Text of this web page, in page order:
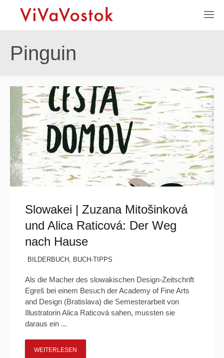
Pinguin
Slowakei | Zuzana Mitošinková
und Alica Raticová: Der Weg
nach Hause
BILDERBUCH , BUCH-TIPPS
Als die Macher des slowakischen Design-Zeitschrift
Egreš bei einem Besuch der Academy of Fine Arts
and Design (Bratislava) die Semesterarbeit von
Illustratorin Alica Raticová sahen, mussten sie
daraus ein ...
WEITERLESEN